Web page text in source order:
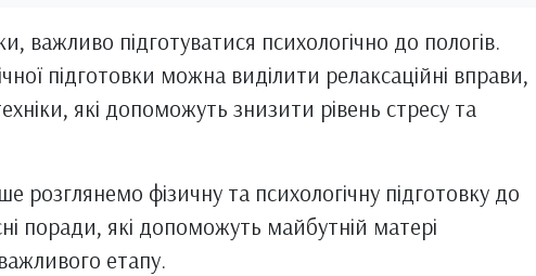
важливо підготуватися психологічно до пологів.
підготовки можна виділити релаксаційні вправи,
які допоможуть знизити рівень стресу та
розглянемо фізичну та психологічну підготовку до
поради, які допоможуть майбутній матері
етапу.